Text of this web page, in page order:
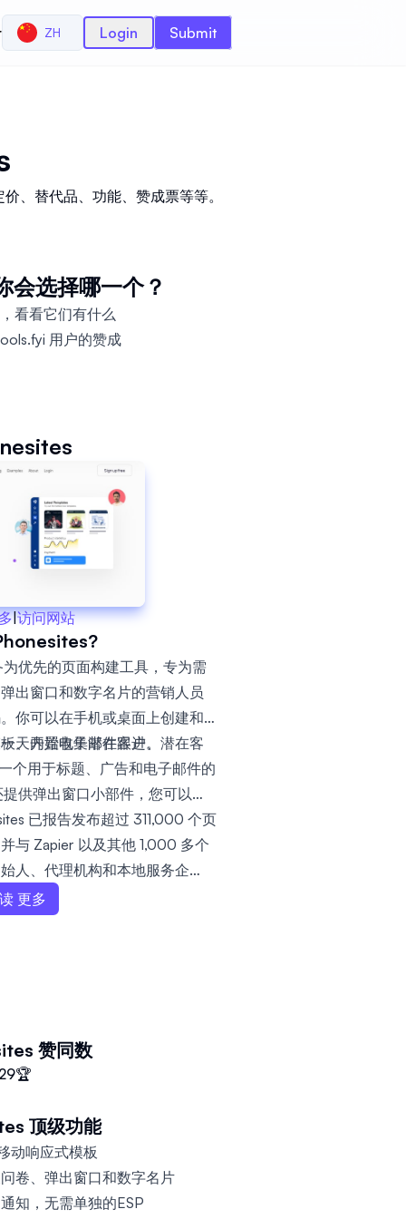
ZH Login Submit
、替代品、功能、赞成票等等。
选择哪一个？
看看它们有什么
用户的赞成
|访问网站
优先的页面构建工具，专为需
出窗口和数字名片的营销人员
你可以在手机或桌面上创建和
天开始收集潜在客户。
、内置电子邮件跟进、潜在客
个用于标题、广告和电子邮件的
供弹出窗口小部件，您可以嵌
已报告发布超过 311,000 个页
与 Zapier 以及其他 1,000 多个
人、代理机构和本地服务企
站构建器。
更多
赞同数
🏆
顶级功能
动响应式模板
卷、弹出窗口和数字名片
知，无需单独的ESP